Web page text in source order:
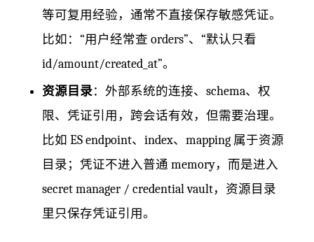
等可复用经验，通常不直接保存敏感凭证。
比如：“用户经常查 orders”、“默认只看
id/amount/created_at”。
资源目录：外部系统的连接、schema、权
限、凭证引用，跨会话有效，但需要治理。
比如 ES endpoint、index、mapping 属于资源
目录；凭证不进入普通 memory，而是进入
secret manager / credential vault，资源目录
里只保存凭证引用。